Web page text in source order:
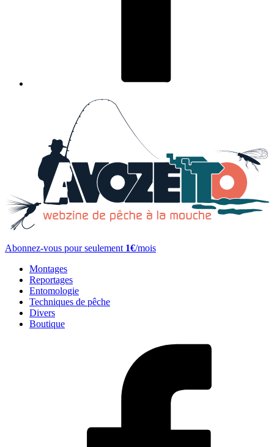
Abonnez-vous pour seulement 1€/mois
Montages
Reportages
Entomologie
Techniques de pêche
Divers
Boutique